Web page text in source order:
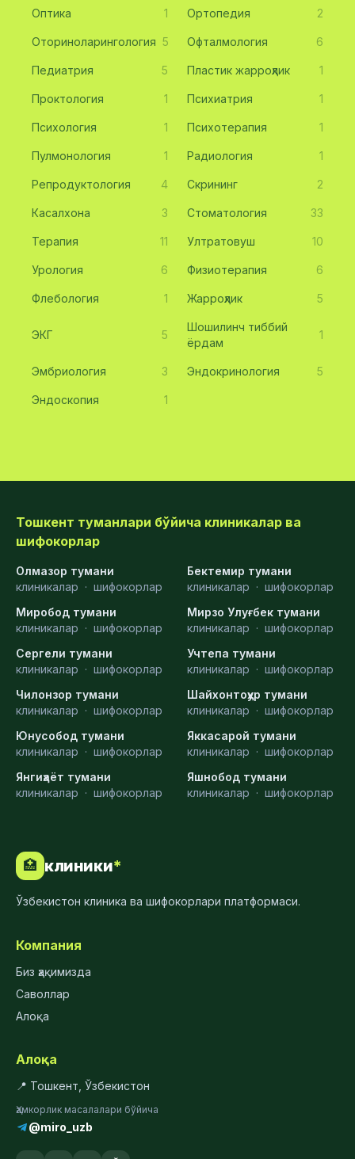
Оптика 1 Ортопедия 2
Оториноларингология 5 Офталмология 6
Педиатрия 5 Пластик жарроҳлик 1
Проктология 1 Психиатрия 1
Психология 1 Психотерапия 1
Пулмонология 1 Радиология 1
Репродуктология 4 Скрининг 2
Касалхона 3 Стоматология 33
Терапия 11 Ултратовуш 10
Урология 6 Физиотерапия 6
Флебология 1 Жарроҳлик 5
ЭКГ 5
Шошилинч тиббий
ёрдам
1
Эмбриология 3 Эндокринология 5
Эндоскопия 1
Тошкент туманлари бўйича клиникалар ва
шифокорлар
Олмазор тумани
клиникалар · шифокорлар
Бектемир тумани
клиникалар · шифокорлар
Миробод тумани
клиникалар · шифокорлар
Мирзо Улуғбек тумани
клиникалар · шифокорлар
Сергели тумани
клиникалар · шифокорлар
Учтепа тумани
клиникалар · шифокорлар
Чилонзор тумани
клиникалар · шифокорлар
Шайхонтоҳур тумани
клиникалар · шифокорлар
Юнусобод тумани
клиникалар · шифокорлар
Яккасарой тумани
клиникалар · шифокорлар
Янгиҳаёт тумани
клиникалар · шифокорлар
Яшнобод тумани
клиникалар · шифокорлар
🏥 клиники*
Ўзбекистон клиника ва шифокорлари платформаси.
Компания
Биз ҳақимизда
Саволлар
Алоқа
Алоқа
📍 Тошкент, Ўзбекистон
Ҳамкорлик масалалари бўйича
@miro_uzb